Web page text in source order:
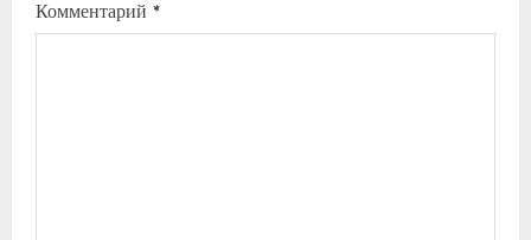
Комментарий *